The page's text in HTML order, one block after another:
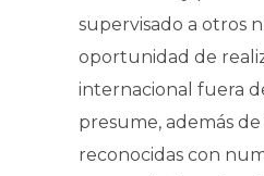
supervisado a otros
oportunidad de
internacional fuera
presume, además
reconocidas con